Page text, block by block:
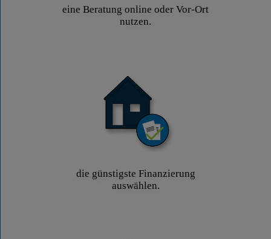
eine Beratung online oder Vor-Ort
nutzen.
die günstigste Finanzierung
auswählen.